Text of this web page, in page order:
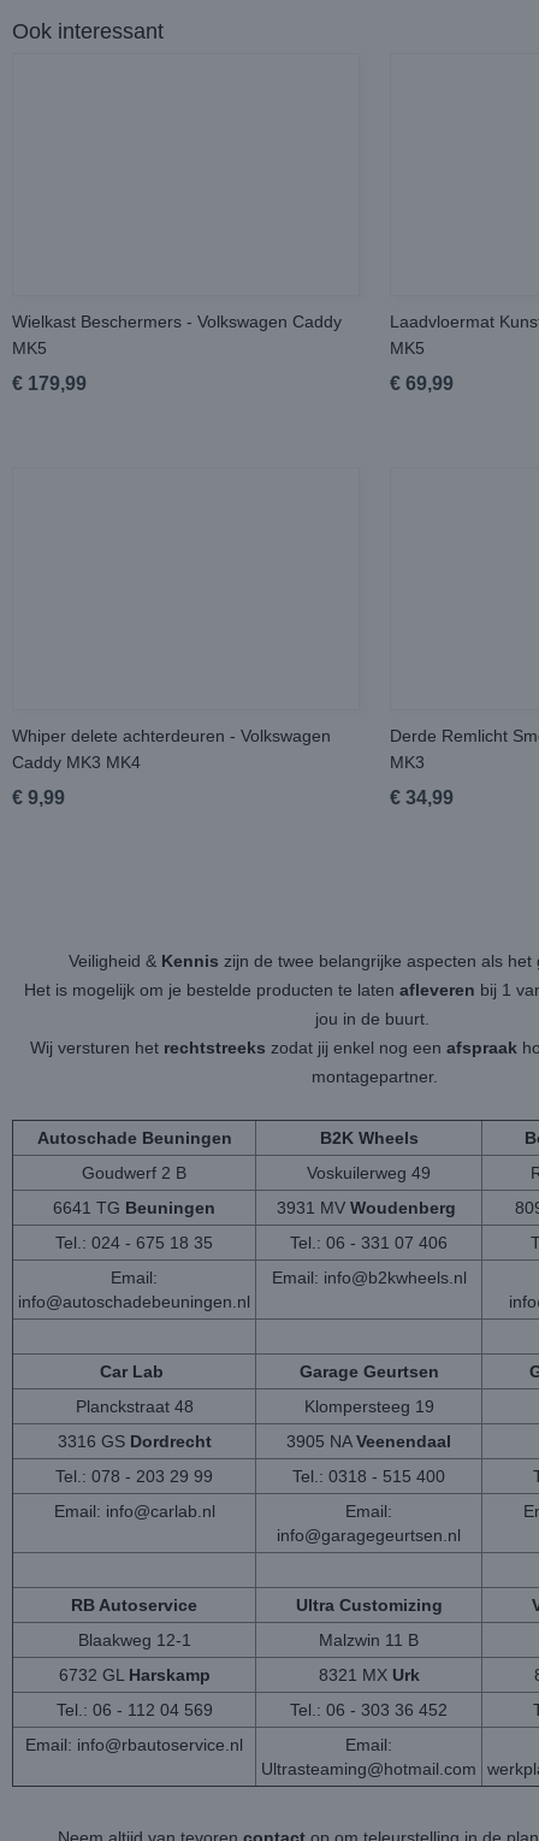
Ook interessant
Wielkast Beschermers - Volkswagen Caddy
MK5
€ 179,99
Laadvloermat
MK5
€ 69,99
Whiper delete achterdeuren - Volkswagen
Caddy MK3 MK4
€ 9,99
Derde Remlicht
MK3
€ 34,99
Veiligheid & Kennis zijn de twee belangrijke aspecten als
Het is mogelijk om je bestelde producten te laten afleveren bij 1
jou in de buurt.
Wij versturen het rechtstreeks zodat jij enkel nog een afspraak
montagepartner.
Autoschade Beuningen B2K Wheels
Goudwerf 2 B
Voskuilerweg 49
6641 TG Beuningen 3931 MV Woudenberg
Tel.: 024 - 675 18 35
Tel.: 06 - 331 07 406
Email:
info@autoschadebeuningen.nl
Email: info@b2kwheels.nl
Car Lab Garage Geurtsen
Planckstraat 48
Klompersteeg 19
3316 GS Dordrecht 3905 NAVeenendaal
Tel.: 078 - 203 29 99
Tel.: 0318 - 515 400
Email: info@carlab.nl
Email:
info@garagegeurtsen.nl
RB Autoservice Ultra Customizing
Blaakweg 12-1
Malzwin 11 B
6732 GL Harskamp 8321 MX Urk
Tel.: 06 - 112 04 569
Tel.: 06 - 303 36 452
Email: info@rbautoservice.nl
Email:
Ultrasteaming@hotmail.com